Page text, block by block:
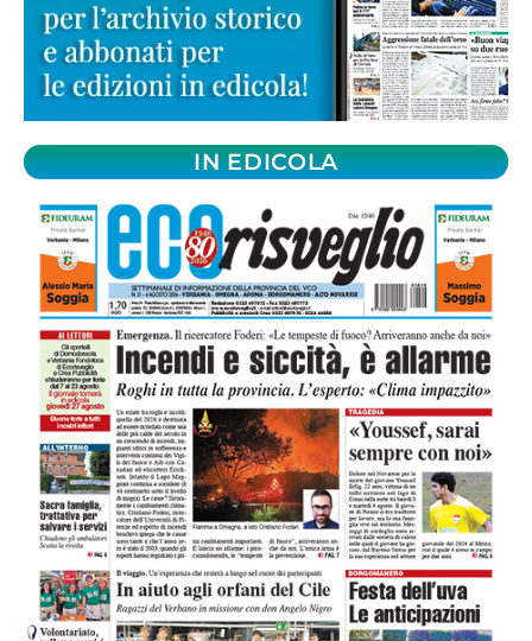
IN EDICOLA